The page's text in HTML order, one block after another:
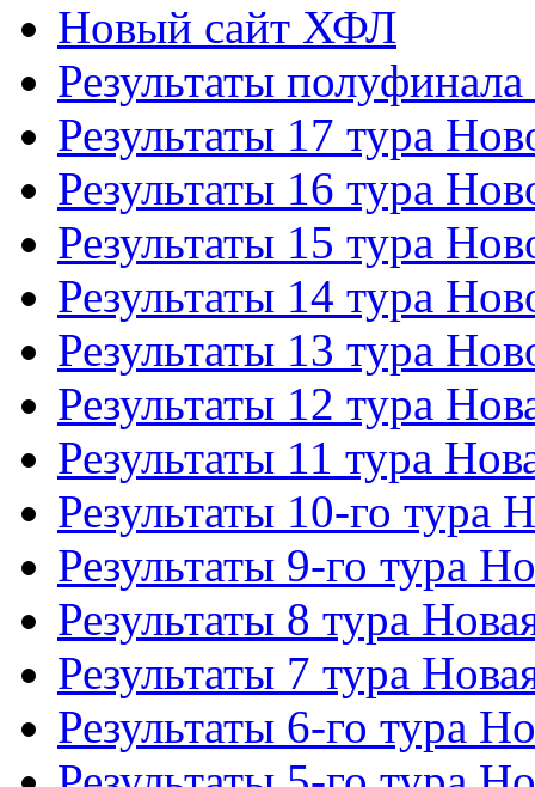
Новый сайт ХФЛ
Результаты
Результаты 17 тура
Результаты 16 тура
Результаты 15 тура
Результаты 14 тура
Результаты 13 тура
Результаты 12 тура
Результаты 11 тура
Результаты 10-го тура
Результаты 9-го тура
Результаты 8 тура
Результаты 7 тура
Результаты 6-го тура